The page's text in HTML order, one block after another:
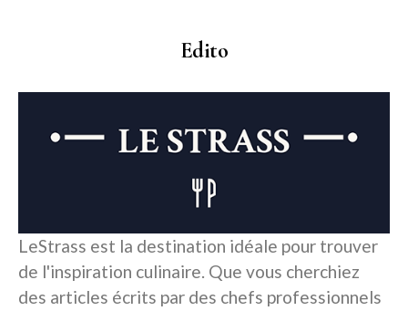
Edito
LeStrass est la destination idéale pour trouver
de l'inspiration culinaire. Que vous cherchiez
des articles écrits par des chefs professionnels